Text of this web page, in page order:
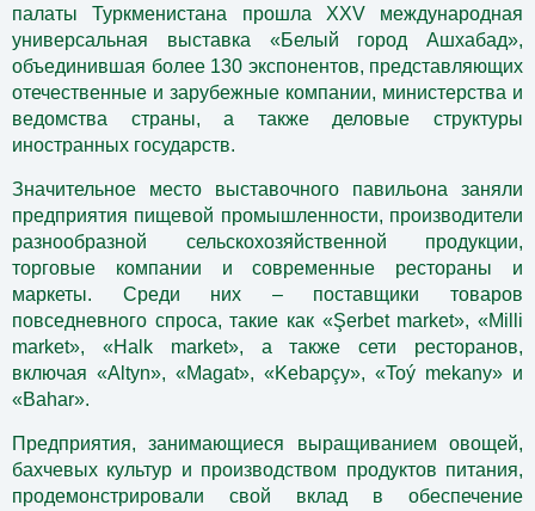
палаты Туркменистана прошла XXV международная
универсальная выставка «Белый город Ашхабад»,
объединившая более 130 экспонентов, представляющих
оте­чественные и зарубежные компании, министерства и
ведомства страны, а также деловые структуры
иностранных государств.
Значительное место выставочного павильона заняли
предприятия пищевой промышленности, производители
разнообразной сельскохозяйственной продукции,
торговые компании и современные рестораны и
маркеты. Среди них – поставщики товаров
повседневного спроса, такие как «Şerbet market», «Milli
market», «Halk market», а также сети ресторанов,
включая «Altyn», «Magat», «Kebapçy», «Toý mekany» и
«Bahar».
Предприятия, занимающиеся выращиванием овощей,
бахчевых культур и производством продуктов питания,
продемонстрировали свой вклад в обеспечение